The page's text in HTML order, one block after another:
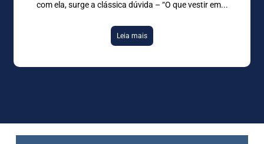
com ela, surge a clássica dúvida – “O que vestir em
Leia mais